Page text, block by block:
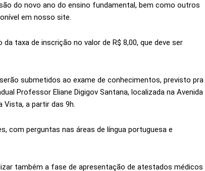
do novo ano do ensino fundamental, bem como outros
em nosso site.
taxa de inscrição no valor de R$ 8,00, que deve ser
submetidos ao exame de conhecimentos, previsto pra
Professor Eliane Digigov Santana, localizada na Avenida
Vista, a partir das 9h.
com perguntas nas áreas de língua portuguesa e
também a fase de apresentação de atestados médicos